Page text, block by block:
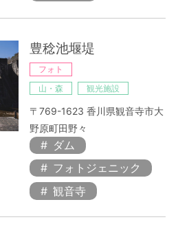
豊稔池堰堤
フォト
山・森
観光施設
〒769-1623 香川県観音寺市大
野原町田野々
ダム
フォトジェニック
観音寺